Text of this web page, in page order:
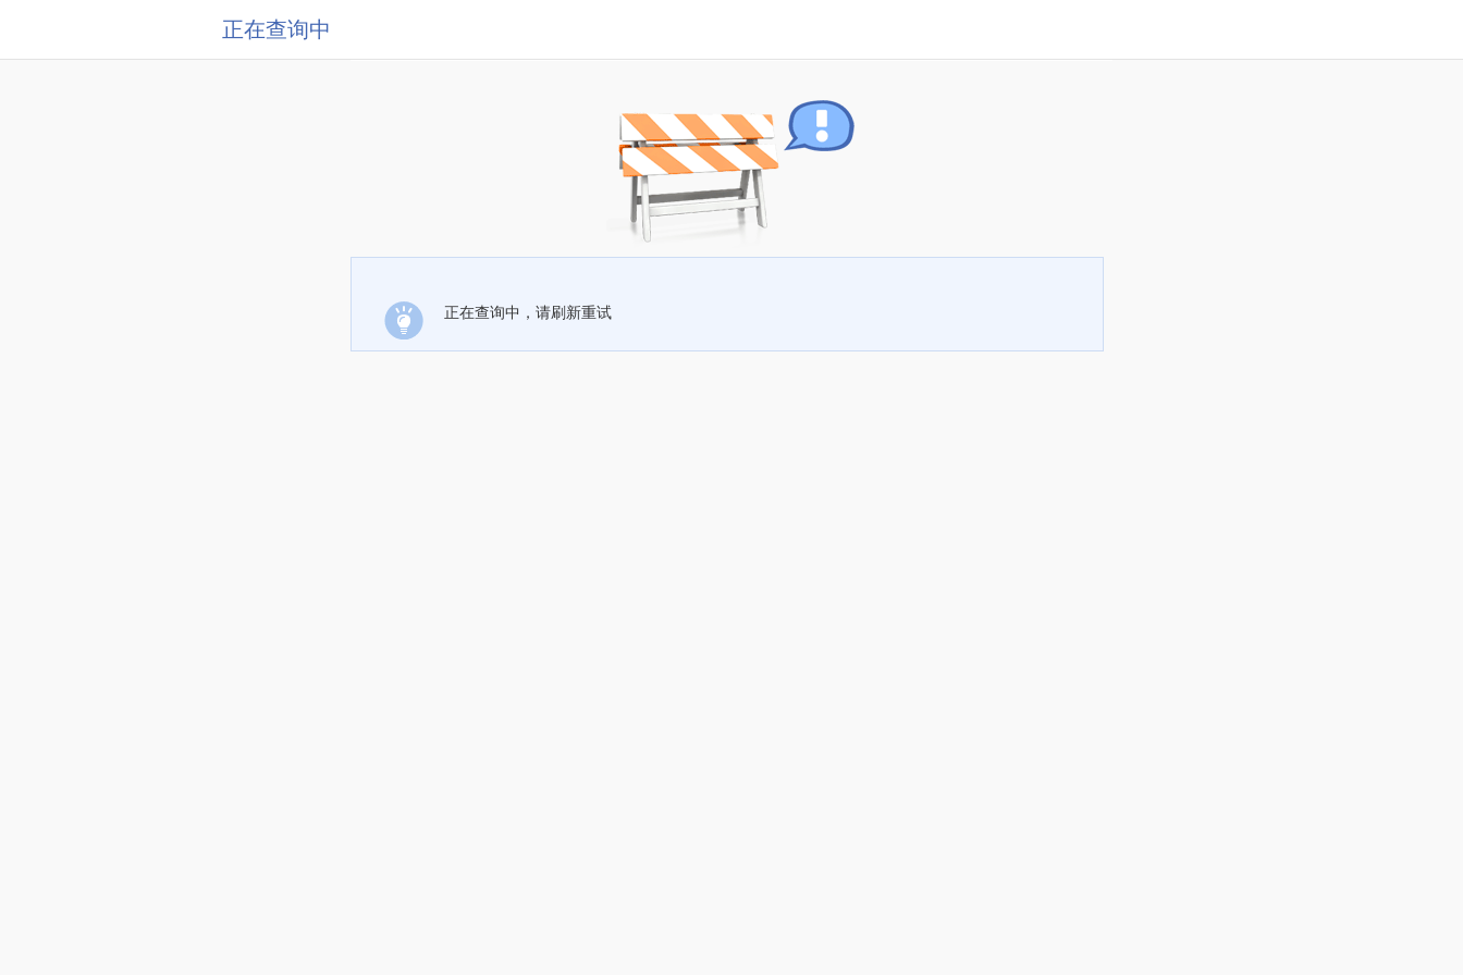
正在查询中
正在查询中，请刷新重试